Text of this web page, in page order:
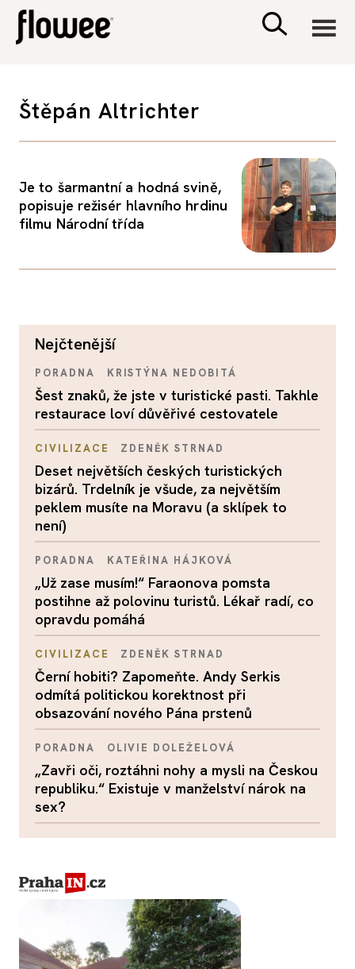
PSYCHOLOGIE
RODINA A DĚTI
PORADNA
Štěpán Altrichter
Je to šarmantní a hodná svině,
popisuje režisér hlavního hrdinu
filmu Národní třída
nejčtenější
PORADNA KRISTÝNA NEDOBITÁ
Šest znaků, že jste v turistické pasti. Takhle
restaurace loví důvěřivé cestovatele
CIVILIZACE ZDENĚK STRNAD
Deset největších českých turistických
bizárů. Trdelník je všude, za největším
peklem musíte na Moravu (a sklípek to
není)
PORADNA KATEŘINA HÁJKOVÁ
„Už zase musím!“ Faraonova pomsta
postihne až polovinu turistů. Lékař radí, co
opravdu pomáhá
CIVILIZACE ZDENĚK STRNAD
Černí hobiti? Zapomeňte. Andy Serkis
odmítá politickou korektnost při
obsazování nového Pána prstenů
PORADNA OLIVIE DOLEŽELOVÁ
„Zavři oči, roztáhni nohy a mysli na Českou
republiku.“ Existuje v manželství nárok na
sex?